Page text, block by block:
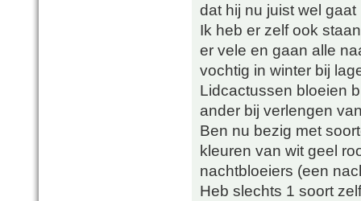
dat hij nu juist wel gaat
Ik heb er zelf ook
er vele en gaan alle
vochtig in winter bij
Lidcactussen bloeien
ander bij verlengen
Ben nu bezig met
kleuren van wit geel
nachtbloeiers (een
Heb slechts 1 soort